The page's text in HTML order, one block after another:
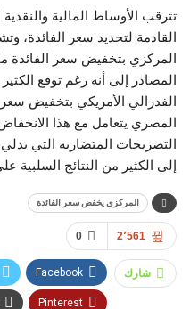
تترقب الأوساط المالية
القادمة لتحديد سعر الفائدة،
المصادر إلى أنه رغم توقع
الفدرالي الأمريكي بتخفيض سعر
المصري يتعامل مع هذا
التصريحات المتضاربة التي
إلى الكثير من النتائج السلبية
المركزي يخفض سعر الفائدة
0 2٬561
شارك Facebook
Pinterest